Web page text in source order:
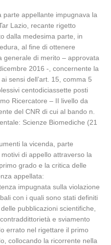
parte appellante impugnava la
Lazio, recante rigetto
dalla medesima parte, in
al fine di ottenere
generale di merito – approvata
2016 -, concernente la
sensi dell’art. 15, comma 5
centodiciassette posti
Ricercatore – II livello da
del CNR di cui al bando n.
Scienze Biomediche (21
la vicenda, parte
di appello attraverso la
grado e la critica delle
appellata:
impugnata sulla violazione
con i quali sono stati definiti
pubblicazioni scientifiche,
e sviamento
errato nel rigettare il primo
collocando la ricorrente nella